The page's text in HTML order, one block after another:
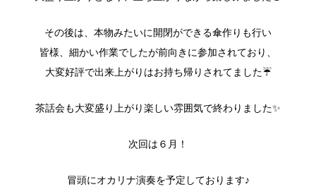
その後は、本物みたいに開閉ができる傘作りも行い
皆様、細かい作業でしたが前向きに参加されており、
大変好評で出来上がりはお持ち帰りされてました☔
茶話会も大変盛り上がり楽しい雰囲気で終わりました✨
次回は６月！
冒頭にオカリナ演奏を予定しております♪